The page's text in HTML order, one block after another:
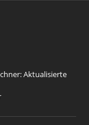
Aktualisierte